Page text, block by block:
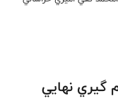
گيري نهايي